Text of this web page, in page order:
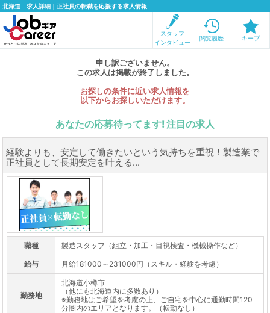
北海道 求人詳細｜正社員の転職を応援する求人情報
スタッフ
インタビュー
閲覧履歴 キープ
申し訳ございません。
この求人は掲載が終了しました。
お探しの条件に近い求人情報を
以下からお探しいただけます。
あなたの応募待ってます! 注目の求人
経験よりも、安定して働きたいという気持ちを重視！製造業で
正社員として長期安定を叶える...
職種 製造スタッフ（組立・加工・目視検査・機械操作など）
給与 月給181000～231000円（スキル・経験を考慮）
勤務地
北海道小樽市
（他にも北海道内に多数あり）
※勤務地はご希望を考慮の上、ご自宅を中心に通勤時間120
分圏内のエリアとなります。（転勤なし）